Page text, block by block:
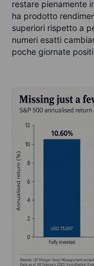
restare pienamente
ha prodotto
superiori rispetto a
numeri esatti
poche giornate